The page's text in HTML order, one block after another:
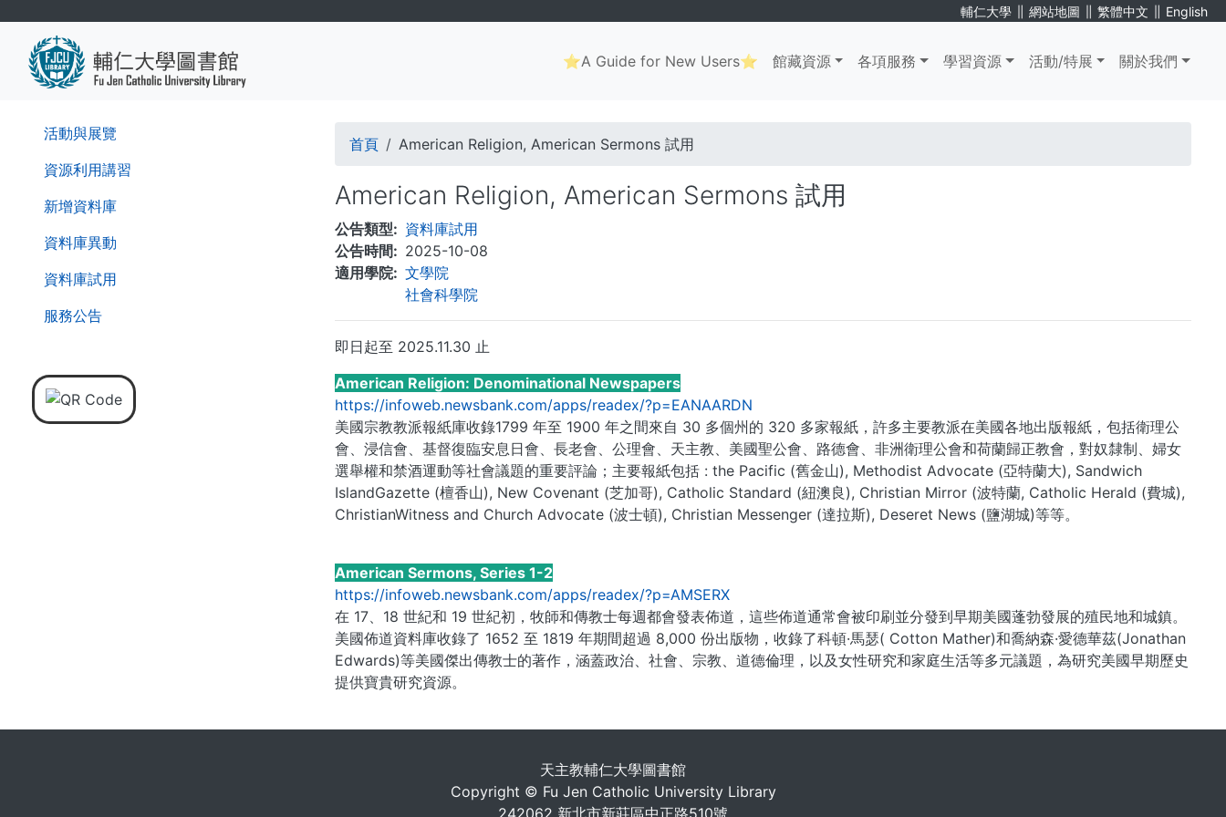
輔仁大學 ∥ 網站地圖 ∥ 繁體中文 ∥ English
Main
navigation
⭐A Guide for New Users⭐ 館藏資源 各項服務 學習資源 活動/特展 關於我們
活動與展覽
資源利用講習
新增資料庫
資料庫異動
資料庫試用
服務公告
導
連
結
首頁 American Religion, American Sermons 試用
American Religion, American Sermons 試用
公告類型
資料庫試用
公告時間
2025-10-08
適用學院
文學院
社會科學院
即日起至 2025.11.30 止
American Religion: Denominational Newspapers
https://infoweb.newsbank.com/apps/readex/?p=EANAARDN
美國宗教教派報紙庫收錄1799 年至 1900 年之間來自 30 多個州的 320 多家報紙，許多主要教派在美國各地出版報紙，包括衛理公
會、浸信會、基督復臨安息日會、長老會、公理會、天主教、美國聖公會、路德會、非洲衛理公會和荷蘭歸正教會，對奴隸制、婦女
選舉權和禁酒運動等社會議題的重要評論；主要報紙包括 : the Pacific (舊金山), Methodist Advocate (亞特蘭大), Sandwich
IslandGazette (檀香山), New Covenant (芝加哥), Catholic Standard (紐澳良), Christian Mirror (波特蘭, Catholic Herald (費城),
ChristianWitness and Church Advocate (波士頓), Christian Messenger (達拉斯), Deseret News (鹽湖城)等等。
American Sermons, Series 1-2
https://infoweb.newsbank.com/apps/readex/?p=AMSERX
在 17、18 世紀和 19 世紀初，牧師和傳教士每週都會發表佈道，這些佈道通常會被印刷並分發到早期美國蓬勃發展的殖民地和城鎮。
美國佈道資料庫收錄了 1652 至 1819 年期間超過 8,000 份出版物，收錄了科頓·馬瑟( Cotton Mather)和喬納森·愛德華茲(Jonathan
Edwards)等美國傑出傳教士的著作，涵蓋政治、社會、宗教、道德倫理，以及女性研究和家庭生活等多元議題，為研究美國早期歷史
提供寶貴研究資源。
天主教輔仁大學圖書館
Copyright © Fu Jen Catholic University Library
242062 新北市新莊區中正路510號